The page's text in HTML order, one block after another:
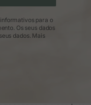
para o
Os seus dados
dados. Mais